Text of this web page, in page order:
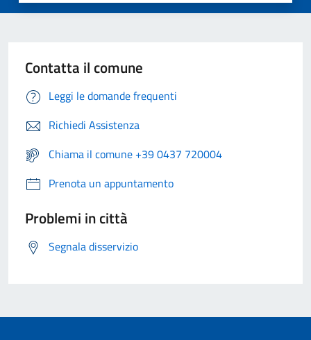
Contatta il comune
Leggi le domande frequenti
Richiedi Assistenza
Chiama il comune +39 0437 720004
Prenota un appuntamento
Problemi in città
Segnala disservizio